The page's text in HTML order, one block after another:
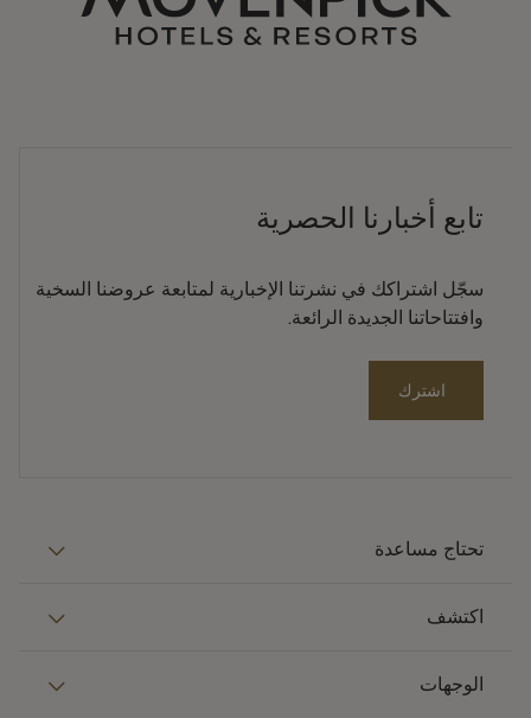
تابع أخبارنا الحصرية
سجّل اشتراكك في نشرتنا الإخبارية لمتابعة عروضنا السخية
وافتتاحاتنا الجديدة الرائعة.
اشترك
تحتاج مساعدة
اكتشف
الوجهات